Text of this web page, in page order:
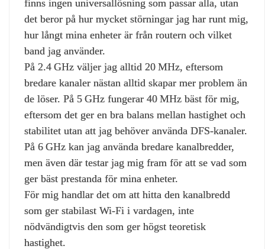
finns ingen universallösning som passar alla, utan
det beror på hur mycket störningar jag har runt mig,
hur långt mina enheter är från routern och vilket
band jag använder.
På 2.4 GHz väljer jag alltid 20 MHz, eftersom
bredare kanaler nästan alltid skapar mer problem än
de löser. På 5 GHz fungerar 40 MHz bäst för mig,
eftersom det ger en bra balans mellan hastighet och
stabilitet utan att jag behöver använda DFS‑kanaler.
På 6 GHz kan jag använda bredare kanalbredder,
men även där testar jag mig fram för att se vad som
ger bäst prestanda för mina enheter.
För mig handlar det om att hitta den kanalbredd
som ger stabilast Wi‑Fi i vardagen, inte
nödvändigtvis den som ger högst teoretisk
hastighet.